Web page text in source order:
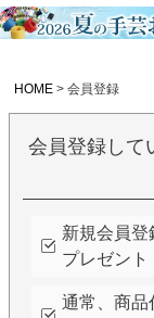
HOME 会員登録
会員登録して
新規会員
プレゼント
通常、商品